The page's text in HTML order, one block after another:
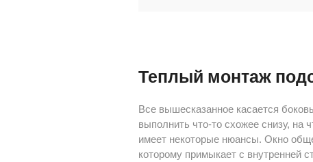
Теплый монтаж
Все вышесказанное касается
выполнить что-то схожее снизу, на
имеет некоторые нюансы. Окно
которому примыкает с внутренней